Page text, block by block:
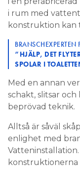
i rum med
konstruktion kan
BRANSCHEXPERTEN
”HJÄLP, DET
SPOLAR I
Med en annan
schakt, slitsar
beprövad teknik.
Alltså är såväl
enlighet med